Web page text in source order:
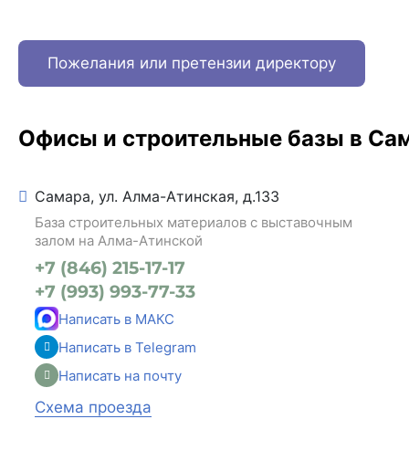
Пожелания или претензии директору
Офисы и строительные базы в
Самара, ул. Алма-Атинская, д.133
База строительных материалов с выставочным
залом на Алма-Атинской
+7 (846) 215-17-17
+7 (993) 993-77-33
Написать в МАКС
Написать в Telegram
Написать на почту
Схема проезда